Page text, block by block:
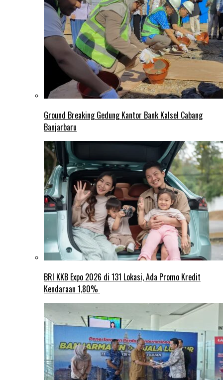
Ground Breaking Gedung Kantor Bank Kalsel Cabang
Banjarbaru
BRI KKB Expo 2026 di 131 Lokasi, Ada Promo Kredit
Kendaraan 1,80%